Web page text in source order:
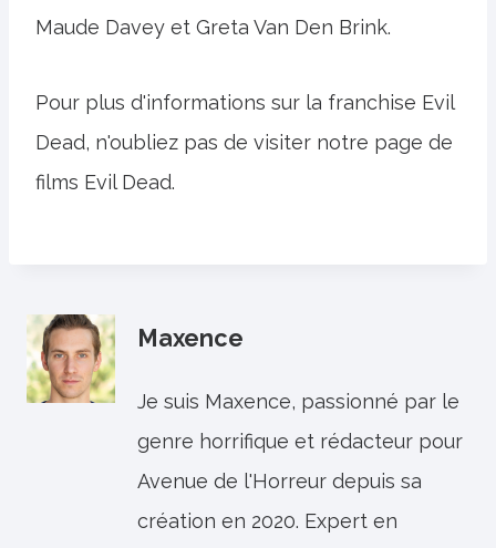
Maude Davey et Greta Van Den Brink.
Pour plus d'informations sur la franchise Evil
Dead, n'oubliez pas de visiter notre page de
films Evil Dead.
Maxence
Je suis Maxence, passionné par le
genre horrifique et rédacteur pour
Avenue de l'Horreur depuis sa
création en 2020. Expert en